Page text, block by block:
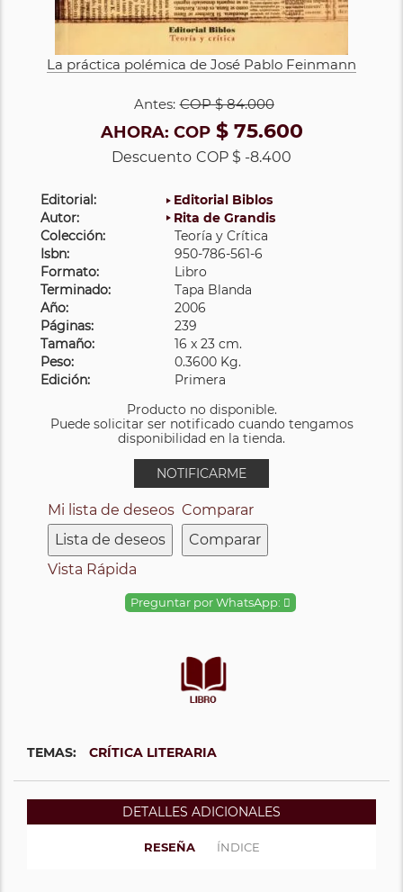
La práctica polémica de José Pablo Feinmann
Antes: COP$ 84.000
AHORA: COP$ 75.600
Descuento COP $ -8.400
Editorial:
Editorial Biblos
Autor:
Rita de Grandis
Colección:
Teoría y Crítica
Isbn:
950-786-561-6
Formato:
Libro
Terminado:
Tapa Blanda
Año:
2006
Páginas:
239
Tamaño:
16 x 23 cm.
Peso:
0.3600 Kg.
Edición:
Primera
Producto no disponible.
Puede solicitar ser notificado cuando tengamos
disponibilidad en la tienda.
NOTIFICARME
Mi lista de deseos
Lista de deseos
Comparar
Comparar
Vista Rápida
Preguntar por WhatsApp:
TEMAS: CRÍTICA LITERARIA
DETALLES ADICIONALES
RESEÑA ÍNDICE